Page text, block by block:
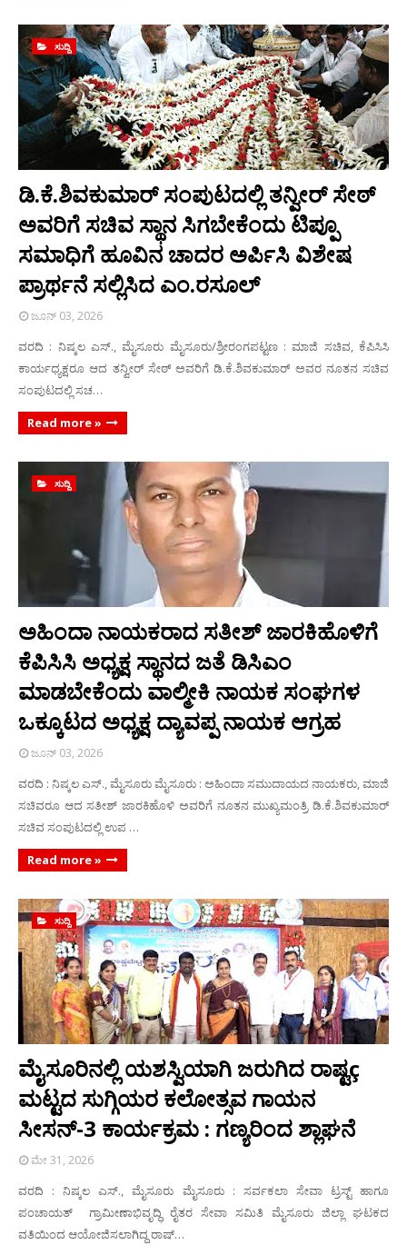
ಸುದ್ದಿ
ಡಿ.ಕೆ.ಶಿವಕುಮಾರ್ ಸಂಪುಟದಲ್ಲಿ ತನ್ವೀರ್ ಸೇಠ್
ಅವರಿಗೆ ಸಚಿವ ಸ್ಥಾನ ಸಿಗಬೇಕೆಂದು ಟಿಪ್ಪೂ
ಸಮಾಧಿಗೆ ಹೂವಿನ ಚಾದರ ಅರ್ಪಿಸಿ ವಿಶೇಷ
ಪ್ರಾರ್ಥನೆ ಸಲ್ಲಿಸಿದ ಎಂ.ರಸೂಲ್
ಜೂನ್ 03, 2026
ವರದಿ : ನಿಷ್ಕಲ ಎಸ್., ಮೈಸೂರು ಮೈಸೂರು/ಶ್ರೀರಂಗಪಟ್ಟಣ : ಮಾಜಿ ಸಚಿವ, ಕೆಪಿಸಿಸಿ
ಕಾರ್ಯಧ್ಯಕ್ಷರೂ ಆದ ತನ್ವೀರ್ ಸೇಠ್ ಅವರಿಗೆ ಡಿ.ಕೆ.ಶಿವಕುಮಾರ್ ಅವರ ನೂತನ ಸಚಿವ
ಸಂಪುಟದಲ್ಲಿ ಸಚ…
Read more »
ಸುದ್ದಿ
ಅಹಿಂದಾ ನಾಯಕರಾದ ಸತೀಶ್ ಜಾರಕಿಹೊಳಿಗೆ
ಕೆಪಿಸಿಸಿ ಅಧ್ಯಕ್ಷ ಸ್ಥಾನದ ಜತೆ ಡಿಸಿಎಂ
ಮಾಡಬೇಕೆಂದು ವಾಲ್ಮೀಕಿ ನಾಯಕ ಸಂಘಗಳ
ಒಕ್ಕೂಟದ ಅಧ್ಯಕ್ಷ ದ್ಯಾವಪ್ಪ ನಾಯಕ ಆಗ್ರಹ
ಜೂನ್ 03, 2026
ವರದಿ : ನಿಷ್ಕಲ ಎಸ್., ಮೈಸೂರು ಮೈಸೂರು : ಅಹಿಂದಾ ಸಮುದಾಯದ ನಾಯಕರು, ಮಾಜಿ
ಸಚಿವರೂ ಆದ ಸತೀಶ್ ಜಾರಕಿಹೊಳಿ ಅವರಿಗೆ ನೂತನ ಮುಖ್ಯಮಂತ್ರಿ ಡಿ.ಕೆ.ಶಿವಕುಮಾರ್
ಸಚಿವ ಸಂಪುಟದಲ್ಲಿ ಉಪ …
Read more »
ಸುದ್ದಿ
ಮೈಸೂರಿನಲ್ಲಿ ಯಶಸ್ವಿಯಾಗಿ ಜರುಗಿದ ರಾಷ್ಟç
ಮಟ್ಟದ ಸುಗ್ಗಿಯರ ಕಲೋತ್ಸವ ಗಾಯನ
ಸೀಸನ್-3 ಕಾರ್ಯಕ್ರಮ : ಗಣ್ಯರಿಂದ ಶ್ಲಾಘನೆ
ಮೇ 31, 2026
ವರದಿ : ನಿಷ್ಕಲ ಎಸ್., ಮೈಸೂರು ಮೈಸೂರು : ಸರ್ವಕಲಾ ಸೇವಾ ಟ್ರಸ್ಟ್ ಹಾಗೂ
ಪಂಚಾಯತ್ ಗ್ರಾಮೀಣಾಭಿವೃದ್ಧಿ ರೈತರ ಸೇವಾ ಸಮಿತಿ ಮೈಸೂರು ಜಿಲ್ಲಾ ಘಟಕದ
ವತಿಯಿಂದ ಆಯೋಜಿಸಲಾಗಿದ್ದ ರಾಷ್…